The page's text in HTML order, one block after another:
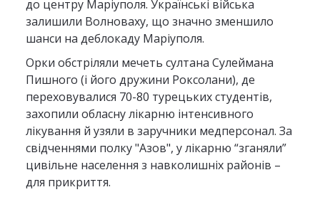
до центру Маріуполя. Українські війська
залишили Волноваху, що значно зменшило
шанси на деблокаду Маріуполя.
Орки обстріляли мечеть султана Сулеймана
Пишного (і його дружини Роксолани), де
переховувалися 70-80 турецьких студентів,
захопили обласну лікарню інтенсивного
лікування й узяли в заручники медперсонал. За
свідченнями полку "Азов", у лікарню “зганяли”
цивільне населення з навколишніх районів –
для прикриття.